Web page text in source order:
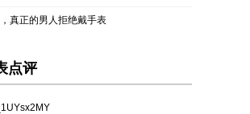
真正的男人拒绝戴手表
点评